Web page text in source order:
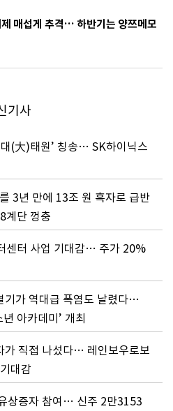
균열’ 공포
매섭게 추격… 하반기는 양쯔메모
기사
(大)태원’ 칭송… SK하이닉스
3년 만에 13조 원 흑자로 급반
계단 껑충
센터 사업 기대감… 주가 20%
기가 역대급 폭염도 날렸다…
아카데미’ 개최
가 직접 나섰다… 레인보우로보
대감
상증자 참여… 신주 2만3153